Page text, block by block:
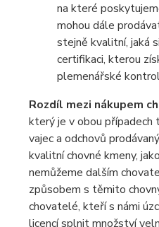
na které
mohou dále
stejně kvalitní, jaká
certifikaci, kterou
plemenářské
Rozdíl mezi nákupem
který je v obou případech
vajec a odchovů
kvalitní chovné kmeny,
nemůžeme dalším
způsobem s těmito
chovatelé, kteří s námi
licencí splnit množství